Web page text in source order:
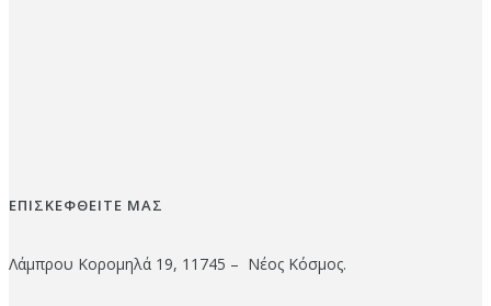
ΕΠΙΣΚΕΦΘΕΙΤΕ ΜΑΣ
Λάμπρου Κορομηλά 19, 11745 – Νέος Κόσμος.